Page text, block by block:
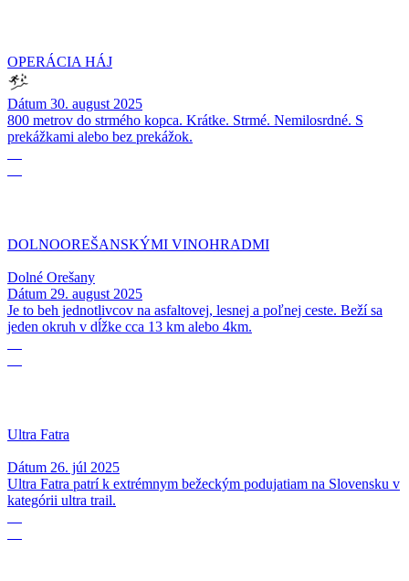
OPERÁCIA HÁJ
Dátum 30. august 2025
800 metrov do strmého kopca. Krátke. Strmé. Nemilosrdné. S
prekážkami alebo bez prekážok.
DOLNOOREŠANSKÝMI VINOHRADMI
Dolné Orešany
Dátum 29. august 2025
Je to beh jednotlivcov na asfaltovej, lesnej a poľnej ceste. Beží sa
jeden okruh v dĺžke cca 13 km alebo 4km.
Ultra Fatra
Dátum 26. júl 2025
Ultra Fatra patrí k extrémnym bežeckým podujatiam na Slovensku v
kategórii ultra trail.